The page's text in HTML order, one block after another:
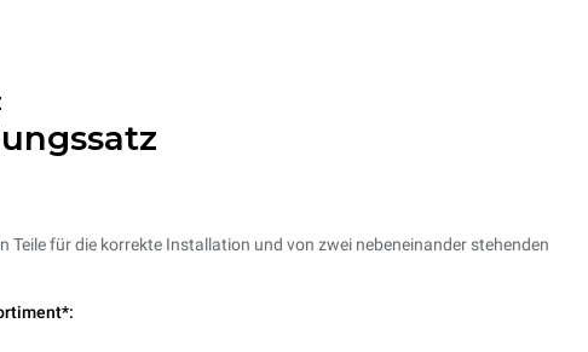
Teile für die korrekte Installation und von zwei nebeneinander stehenden